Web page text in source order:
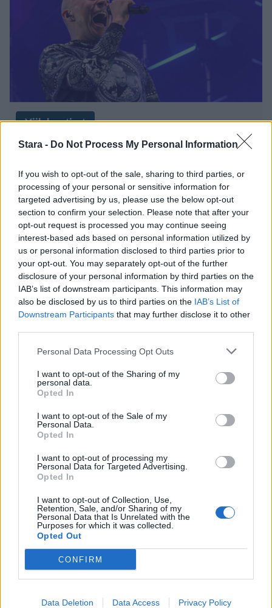
Stara - Do Not Process My Personal Information
If you wish to opt-out of the sale, sharing to third parties, or
processing of your personal or sensitive information for
targeted advertising by us, please use the below opt-out
section to confirm your selection. Please note that after your
opt-out request is processed you may continue seeing
interest-based ads based on personal information utilized by
us or personal information disclosed to third parties prior to
your opt-out. You may separately opt-out of the further
disclosure of your personal information by third parties on the
IAB’s list of downstream participants. This information may
also be disclosed by us to third parties on the IAB’s List of
Downstream Participants that may further disclose it to other
Personal Data Processing Opt Outs
I want to opt-out of the Sharing of my
personal data.
Opted In
I want to opt-out of the Sale of my
Personal Data.
Opted In
I want to opt-out of processing my
Personal Data for Targeted Advertising.
Opted In
I want to opt-out of Collection, Use,
Retention, Sale, and/or Sharing of my
Personal Data that Is Unrelated with the
Purposes for which it was collected.
Opted Out
CONFIRM
Data Deletion Data Access Privacy Policy
Viihdeuutiset
4.2.2024, 14:30
Antti Tuisku paljasti hurjan
aluevaltauksen: ”Elämäni vaativin
matka”
Viihdeuutiset
31.1.2024, 13:00
Mitä Antti Tuisku suunnittelee?
Salaperäinen somejulkaisu
ihmetyttää